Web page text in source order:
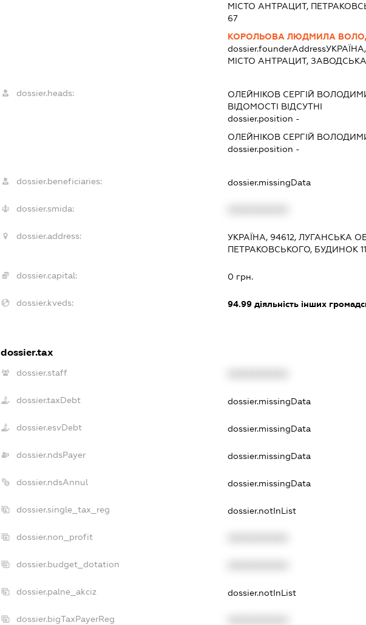
МІСТО АНТРАЦИТ,
67
КОРОЛЬОВА ЛЮДМИЛА
dossier.founderAddress
МІСТО АНТРАЦИТ,
dossier.heads: ОЛЕЙНІКОВ СЕРГІЙ
ВІДОМОСТІ ВІДСУТНІ
dossier.position -
ОЛЕЙНІКОВ СЕРГІЙ
dossier.position -
dossier.beneficiaries: dossier.missingData
dossier.smida:
dossier.address:
УКРАЇНА, 94612, ЛУГАНСЬКА
ПЕТРАКОВСЬКОГО, БУДИНОК
dossier.capital: 0 грн.
dossier.kveds: 94.99діяльність інших
dossier.tax
dossier.staff
dossier.taxDebt dossier.missingData
dossier.esvDebt dossier.missingData
dossier.ndsPayer dossier.missingData
dossier.ndsAnnul dossier.missingData
dossier.single_tax_reg dossier.notInList
dossier.non_profit
dossier.budget_dotation
dossier.palne_akciz dossier.notInList
dossier.bigTaxPayerReg